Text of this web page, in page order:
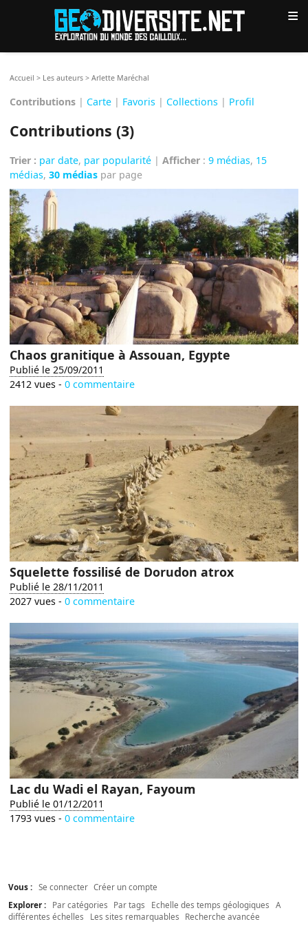
≡
Accueil > Les auteurs >Arlette Maréchal
Contributions | Carte | Favoris | Collections | Profil
Contributions (3)
Trier : par date, par popularité |Afficher :9 médias, 15
médias,30 médias par page
Chaos granitique à Assouan, Egypte
Publié le 25/09/2011
2412 vues -0 commentaire
Squelette fossilisé de Dorudon atrox
Publié le 28/11/2011
2027 vues -0 commentaire
Lac du Wadi el Rayan, Fayoum
Publié le 01/12/2011
1793 vues -0 commentaire
Vous : Se connecter Créer un compte
Explorer :
Par catégories Par tags Echelle des temps géologiques
A
différentes échelles
Les sites remarquables Recherche avancée